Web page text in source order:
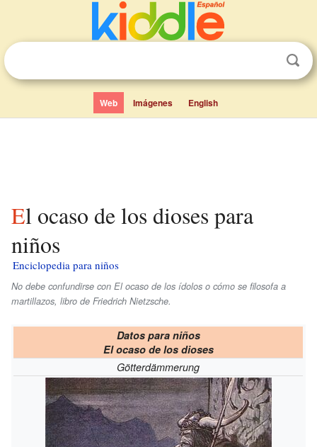
Web Imágenes English
El ocaso de los dioses para
niños
Enciclopedia para niños
No debe confundirse con El ocaso de los ídolos o cómo se filosofa a
martillazos, libro de Friedrich Nietzsche.
Datos para niños
El ocaso de los dioses
Götterdämmerung